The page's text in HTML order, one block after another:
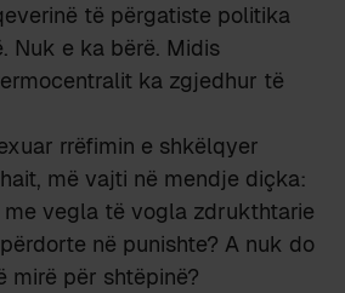
të përgatiste politika
Nuk e ka bërë. Midis
ka zgjedhur të
rrëfimin e shkëlqyer
më vajti në mendje diçka:
vegla të vogla zdrukthtarie
përdorte në punishte? A nuk do
mirë për shtëpinë?